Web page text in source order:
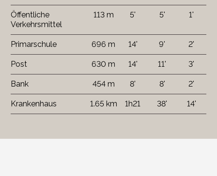
Öffentliche
Verkehrsmittel
113 m 5' 5' 1'
Primarschule 696 m 14' 9' 2'
Post 630 m 14' 11' 3'
Bank 454 m 8' 8' 2'
Krankenhaus 1.65 km 1h21 38' 14'